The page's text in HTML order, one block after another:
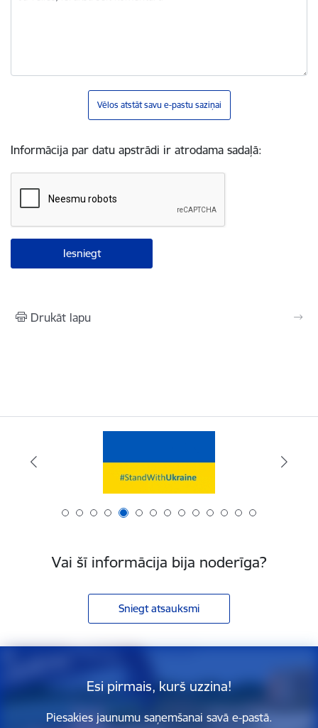
Vēlos atstāt savu e-pastu saziņai
Informācija par datu apstrādi ir atrodama sadaļā:
Drukāt lapu
Vai šī informācija bija noderīga?
Sniegt atsauksmi
Esi pirmais, kurš uzzina!
Piesakies jaunumu saņemšanai savā e-pastā.